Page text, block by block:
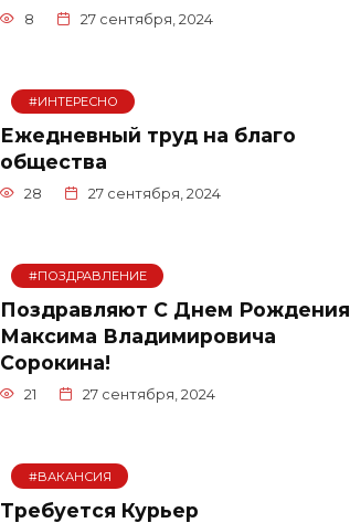
8 27 сентября, 2024
#ИНТЕРЕСНО
Ежедневный труд на благо
общества
28 27 сентября, 2024
#ПОЗДРАВЛЕНИЕ
Поздравляют С Днем Рождения
Максима Владимировича
Сорокина!
21 27 сентября, 2024
#ВАКАНСИЯ
Требуется Курьер